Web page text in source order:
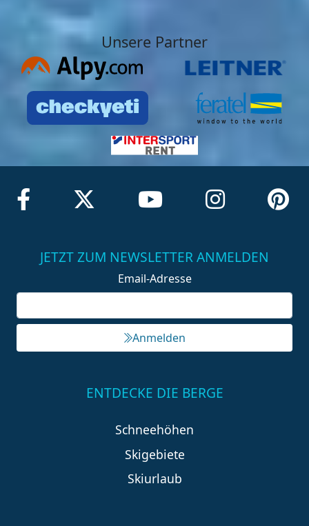
Unsere Partner
JETZT ZUM NEWSLETTER ANMELDEN
Email-Adresse
Anmelden
ENTDECKE DIE BERGE
Schneehöhen
Skigebiete
Skiurlaub